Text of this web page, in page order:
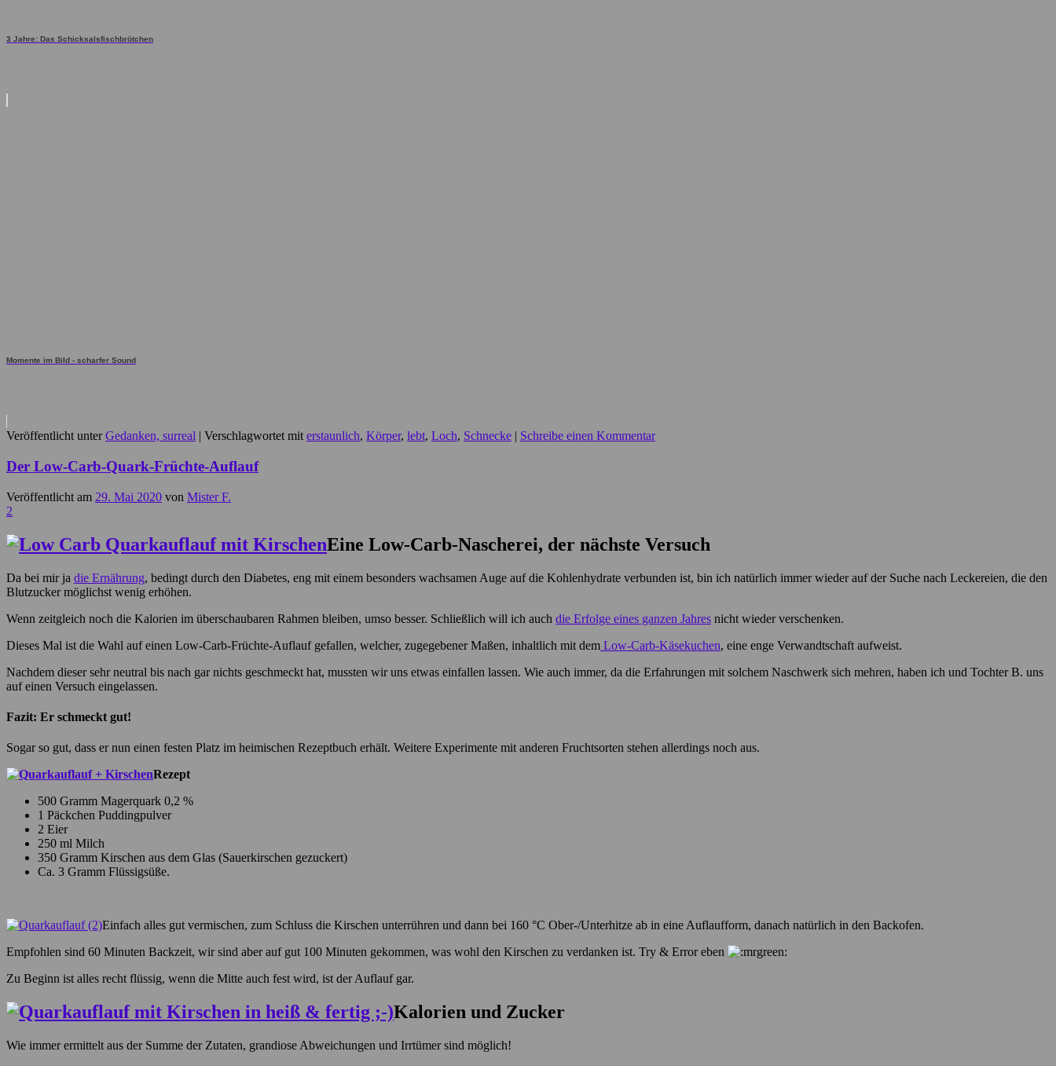
3 Jahre: Das Schicksalsfischbrötchen
Momente im Bild - scharfer Sound
Veröffentlicht unter Gedanken, surreal | Verschlagwortet mit erstaunlich, Körper, lebt, Loch, Schnecke | Schreibe einen Kommentar
Der Low-Carb-Quark-Früchte-Auflauf
Veröffentlicht am 29. Mai 2020 von Mister F.
2
Eine Low-Carb-Nascherei, der nächste Versuch
Da bei mir ja die Ernährung, bedingt durch den Diabetes, eng mit einem besonders wachsamen Auge auf die Kohlenhydrate verbunden ist, bin ich natürlich immer wieder auf der Suche nach Leckereien, die den
Blutzucker möglichst wenig erhöhen.
Wenn zeitgleich noch die Kalorien im überschaubaren Rahmen bleiben, umso besser. Schließlich will ich auch die Erfolge eines ganzen Jahres nicht wieder verschenken.
Dieses Mal ist die Wahl auf einen Low-Carb-Früchte-Auflauf gefallen, welcher, zugegebener Maßen, inhaltlich mit dem Low-Carb-Käsekuchen, eine enge Verwandtschaft aufweist.
Nachdem dieser sehr neutral bis nach gar nichts geschmeckt hat, mussten wir uns etwas einfallen lassen. Wie auch immer, da die Erfahrungen mit solchem Naschwerk sich mehren, haben ich und Tochter B. uns
auf einen Versuch eingelassen.
Fazit: Er schmeckt gut!
Sogar so gut, dass er nun einen festen Platz im heimischen Rezeptbuch erhält. Weitere Experimente mit anderen Fruchtsorten stehen allerdings noch aus.
Rezept
500 Gramm Magerquark 0,2 %
1 Päckchen Puddingpulver
2 Eier
250 ml Milch
350 Gramm Kirschen aus dem Glas (Sauerkirschen gezuckert)
Ca. 3 Gramm Flüssigsüße.
Einfach alles gut vermischen, zum Schluss die Kirschen unterrühren und dann bei 160 °C Ober-/Unterhitze ab in eine Auflaufform, danach natürlich in den Backofen.
Empfohlen sind 60 Minuten Backzeit, wir sind aber auf gut 100 Minuten gekommen, was wohl den Kirschen zu verdanken ist. Try & Error eben
Zu Beginn ist alles recht flüssig, wenn die Mitte auch fest wird, ist der Auflauf gar.
Kalorien und Zucker
Wie immer ermittelt aus der Summe der Zutaten, grandiose Abweichungen und Irrtümer sind möglich!